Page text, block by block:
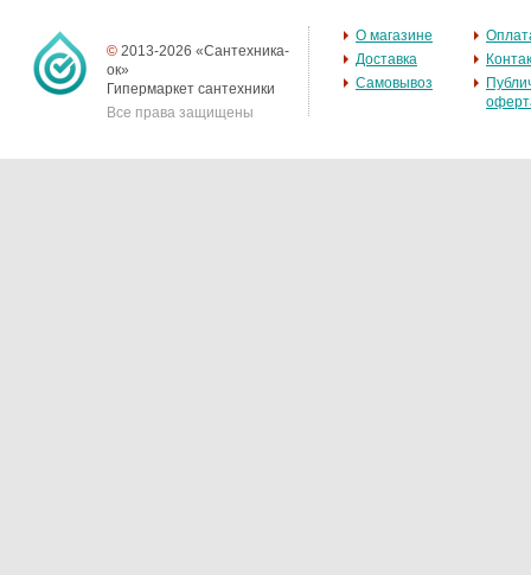
© 2013-2026 «Сантехника-
ок»
Гипермаркет сантехники
Все права защищены
О магазине
Доставка
Самовывоз